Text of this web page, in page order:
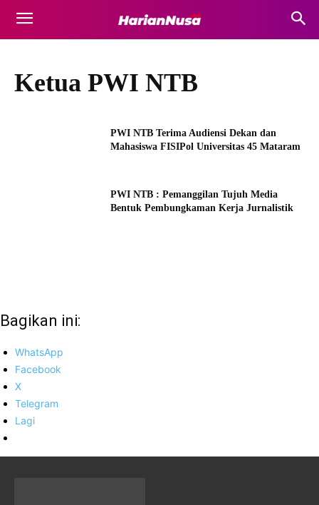
Ketua PWI NTB
PWI NTB Terima Audiensi Dekan dan
Mahasiswa FISIPol Universitas 45 Mataram
PWI NTB : Pemanggilan Tujuh Media
Bentuk Pembungkaman Kerja Jurnalistik
Bagikan ini:
WhatsApp
Facebook
X
Telegram
Lagi